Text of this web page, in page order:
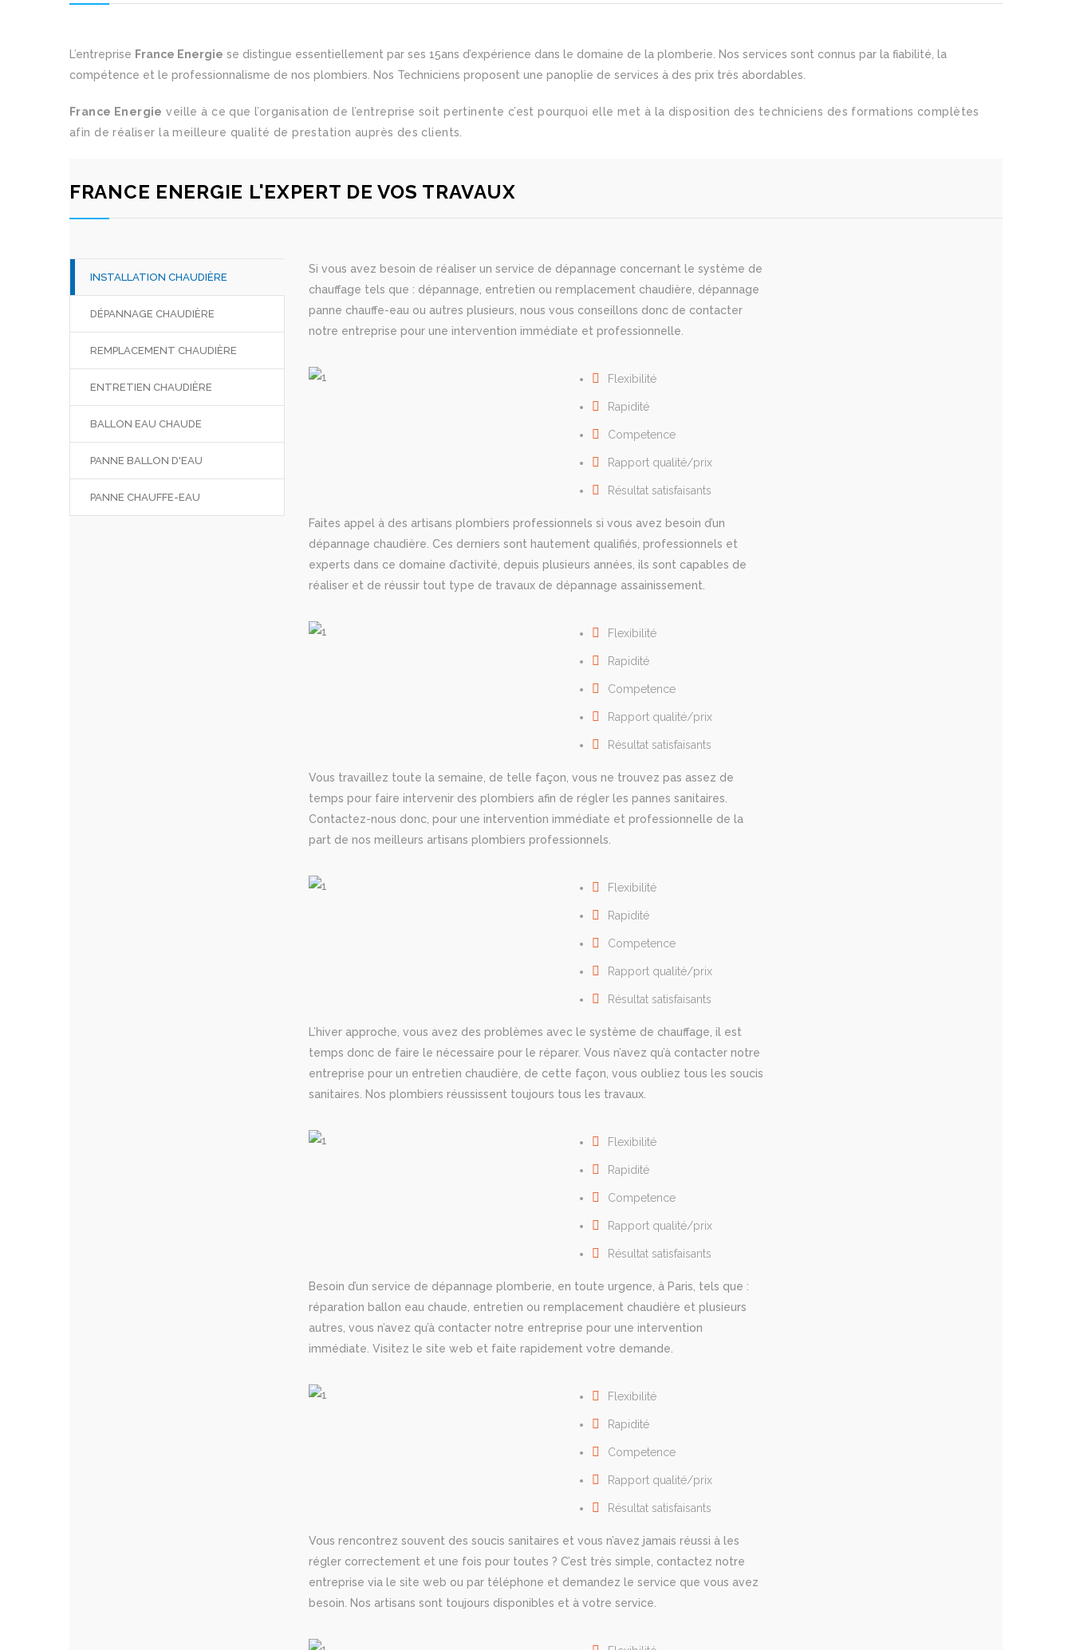
L’entreprise France Energie se distingue essentiellement par ses 15ans d’expérience dans le domaine de la plomberie. Nos services sont connus par la fiabilité, la
compétence et le professionnalisme de nos plombiers. Nos Techniciens proposent une panoplie de services à des prix très abordables.
France Energie veille à ce que l’organisation de l’entreprise soit pertinente c’est pourquoi elle met à la disposition des techniciens des formations complètes
afin de réaliser la meilleure qualité de prestation auprès des clients.
FRANCE ENERGIE L'EXPERT DE VOS TRAVAUX
INSTALLATION CHAUDIÈRE
DÉPANNAGE CHAUDIÈRE
REMPLACEMENT CHAUDIÈRE
ENTRETIEN CHAUDIÈRE
BALLON EAU CHAUDE
PANNE BALLON D'EAU
PANNE CHAUFFE-EAU
Si vous avez besoin de réaliser un service de dépannage concernant le système de
chauffage tels que : dépannage, entretien ou remplacement chaudière, dépannage
panne chauffe-eau ou autres plusieurs, nous vous conseillons donc de contacter
notre entreprise pour une intervention immédiate et professionnelle.
Flexibilité
Rapidité
Cоmреtеnсе
Rapport qualité/prix
Résultat satisfaisants
Faites appel à des artisans plombiers professionnels si vous avez besoin d’un
dépannage chaudière. Ces derniers sont hautement qualifiés, professionnels et
experts dans ce domaine d’activité, depuis plusieurs années, ils sont capables de
réaliser et de réussir tout type de travaux de dépannage assainissement.
Flexibilité
Rapidité
Cоmреtеnсе
Rapport qualité/prix
Résultat satisfaisants
Vous travaillez toute la semaine, de telle façon, vous ne trouvez pas assez de
temps pour faire intervenir des plombiers afin de régler les pannes sanitaires.
Contactez-nous donc, pour une intervention immédiate et professionnelle de la
part de nos meilleurs artisans plombiers professionnels.
Flexibilité
Rapidité
Cоmреtеnсе
Rapport qualité/prix
Résultat satisfaisants
L’hiver approche, vous avez des problèmes avec le système de chauffage, il est
temps donc de faire le nécessaire pour le réparer. Vous n’avez qu’à contacter notre
entreprise pour un entretien chaudière, de cette façon, vous oubliez tous les soucis
sanitaires. Nos plombiers réussissent toujours tous les travaux.
Flexibilité
Rapidité
Cоmреtеnсе
Rapport qualité/prix
Résultat satisfaisants
Besoin d’un service de dépannage plomberie, en toute urgence, à Paris, tels que :
réparation ballon eau chaude, entretien ou remplacement chaudière et plusieurs
autres, vous n’avez qu’à contacter notre entreprise pour une intervention
immédiate. Visitez le site web et faite rapidement votre demande.
Flexibilité
Rapidité
Cоmреtеnсе
Rapport qualité/prix
Résultat satisfaisants
Vous rencontrez souvent des soucis sanitaires et vous n’avez jamais réussi à les
régler correctement et une fois pour toutes ? C’est très simple, contactez notre
entreprise via le site web ou par téléphone et demandez le service que vous avez
besoin. Nos artisans sont toujours disponibles et à votre service.